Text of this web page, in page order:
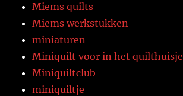
Miems quilts
Miems werkstukken
miniaturen
Miniquilt voor in het quilthuisje
Miniquiltclub
miniquiltje